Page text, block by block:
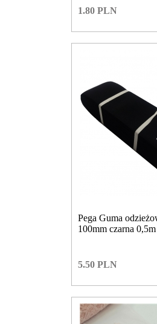
1.80 PLN
Pega Guma
100mm czarna 0,5m
5.50 PLN